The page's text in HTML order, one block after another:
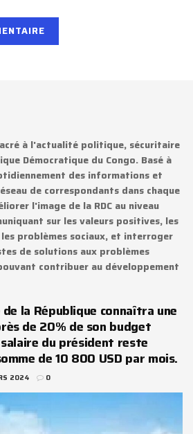
à l'actualité politique, sécuritaire
Démocratique du Congo. Basé à
des informations et
de correspondants dans chaque
l'image de la RDC au niveau
sur les valeurs positives, les
problèmes sociaux, et interroger
de solutions aux problèmes
contribuer au développement
de la République connaîtra une
de 20% de son budget
du président reste
de 10 800 USD par mois.
2024 0